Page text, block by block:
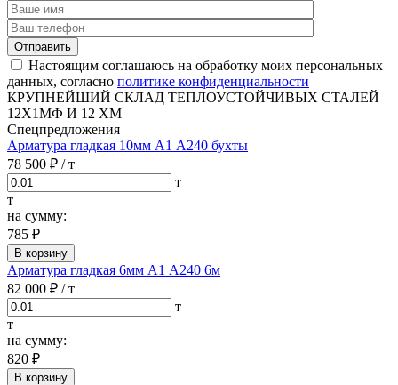
Отправить
Настоящим соглашаюсь на обработку моих персональных
данных, согласно политике конфиденциальности
КРУПНЕЙШИЙ СКЛАД ТЕПЛОУСТОЙЧИВЫХ СТАЛЕЙ
12Х1МФ И 12 ХМ
Спецпредложения
Арматура гладкая 10мм А1 А240 бухты
78 500 ₽ / т
т
т
на сумму:
785 ₽
В корзину
Арматура гладкая 6мм А1 А240 6м
82 000 ₽ / т
т
т
на сумму:
820 ₽
В корзину